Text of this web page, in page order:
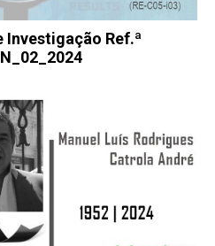
Investigação Ref.ª